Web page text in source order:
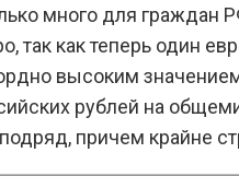
много для граждан
так как теперь один
высоким
рублей на
причем крайне